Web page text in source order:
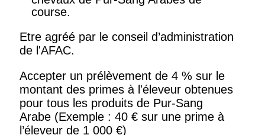
course.
Etre agréé par le conseil d’administration
de l'AFAC.
Accepter un prélèvement de 4 % sur le
montant des primes à l'éleveur obtenues
pour tous les produits de Pur-Sang
Arabe (Exemple : 40 € sur une prime à
l’éleveur de 1 000 €)